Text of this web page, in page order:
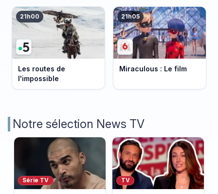
21h00
Les routes de
l'impossible
21h05
Miraculous : Le film
Notre sélection News TV
Série TV TV